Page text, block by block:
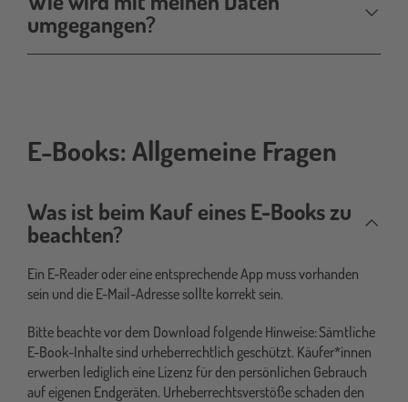
umgegangen?
bookE-Books: Allgemeine Fragen
Was ist beim Kauf eines E-Books zu
beachten?
Ein E-Reader oder eine entsprechende App muss vorhanden
sein und die E-Mail-Adresse sollte korrekt sein.
Bitte beachte vor dem Download folgende Hinweise: Sämtliche
E-Book-Inhalte sind urheberrechtlich geschützt. Käufer*innen
erwerben lediglich eine Lizenz für den persönlichen Gebrauch
auf eigenen Endgeräten. Urheberrechtsverstöße schaden den